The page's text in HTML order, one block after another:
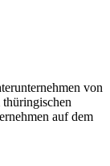
von
auf dem